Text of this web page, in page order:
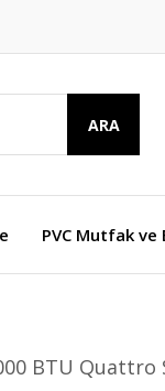
ARA
PVC Mutfak ve
BTU